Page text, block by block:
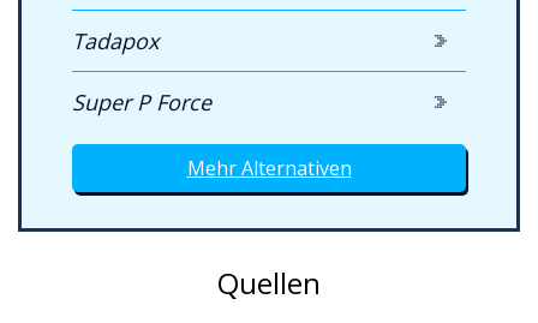
Tadapox
Super P Force
Mehr Alternativen
Quellen